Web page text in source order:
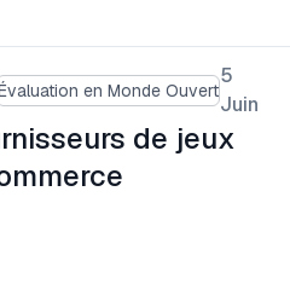
en Monde Ouvert
5
Juin
de jeux